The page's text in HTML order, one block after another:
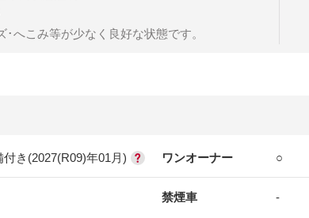
･へこみ等が少なく良好な状態です。
付き(2027(R09)年01月) ワンオーナー ○
禁煙車 -